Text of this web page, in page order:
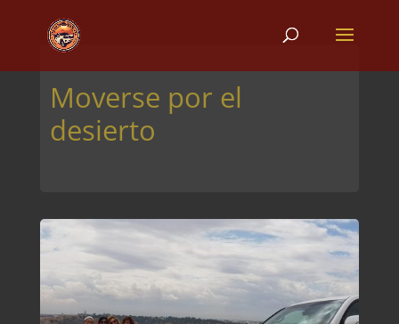
Moverse por el
desierto